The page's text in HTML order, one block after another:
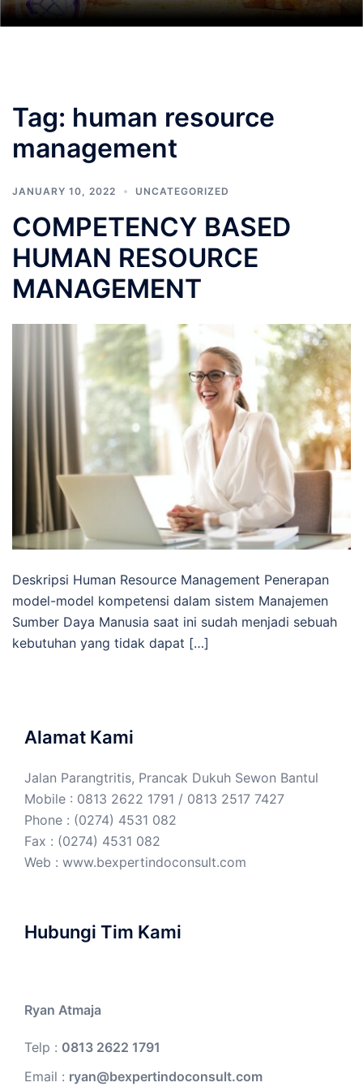
Tag: human resource
management
JANUARY 10, 2022 UNCATEGORIZED
COMPETENCY BASED
HUMAN RESOURCE
MANAGEMENT
Deskripsi Human Resource Management Penerapan
model-model kompetensi dalam sistem Manajemen
Sumber Daya Manusia saat ini sudah menjadi sebuah
kebutuhan yang tidak dapat […]
Alamat Kami
Jalan Parangtritis, Prancak Dukuh Sewon Bantul
Mobile : 0813 2622 1791 / 0813 2517 7427
Phone : (0274) 4531 082
Fax : (0274) 4531 082
Web : www.bexpertindoconsult.com
Hubungi Tim Kami
Ryan Atmaja
Telp : 0813 2622 1791
Email : ryan@bexpertindoconsult.com